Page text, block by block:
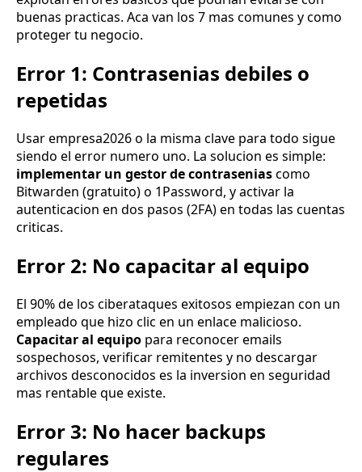
buenas practicas. Aca van los 7 mas comunes y como
proteger tu negocio.
Error 1: Contrasenias debiles o
repetidas
Usar empresa2026 o la misma clave para todo sigue
siendo el error numero uno. La solucion es simple:
implementar un gestor de contraseniascomo
Bitwarden (gratuito) o 1Password, y activar la
autenticacion en dos pasos (2FA) en todas las cuentas
criticas.
Error 2: No capacitar al equipo
El 90% de los ciberataques exitosos empiezan con un
empleado que hizo clic en un enlace malicioso.
Capacitar al equipo para reconocer emails
sospechosos, verificar remitentes y no descargar
archivos desconocidos es la inversion en seguridad
mas rentable que existe.
Error 3: No hacer backups
regulares